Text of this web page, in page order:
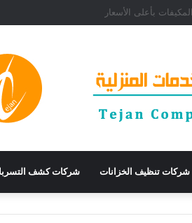
شركات تنظيف الخزانات شركات كشف